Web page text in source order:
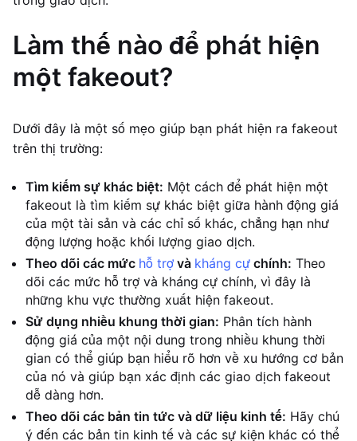
Làm thế nào để phát hiện
một fakeout?
Dưới đây là một số mẹo giúp bạn phát hiện ra fakeout
trên thị trường:
Tìm kiếm sự khác biệt: Một cách để phát hiện một
fakeout là tìm kiếm sự khác biệt giữa hành động giá
của một tài sản và các chỉ số khác, chẳng hạn như
động lượng hoặc khối lượng giao dịch.
Theo dõi các mức hỗ trợ và kháng cự chính: Theo
dõi các mức hỗ trợ và kháng cự chính, vì đây là
những khu vực thường xuất hiện fakeout.
Sử dụng nhiều khung thời gian: Phân tích hành
động giá của một nội dung trong nhiều khung thời
gian có thể giúp bạn hiểu rõ hơn về xu hướng cơ bản
của nó và giúp bạn xác định các giao dịch fakeout
dễ dàng hơn.
Theo dõi các bản tin tức và dữ liệu kinh tế: Hãy chú
ý đến các bản tin kinh tế và các sự kiện khác có thể